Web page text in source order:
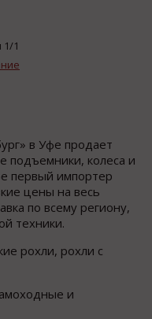
1/1
в Уфе продает
подъемники, колеса и
первый импортер
цены на весь
по всему региону,
техники.
рохли, рохли с
и